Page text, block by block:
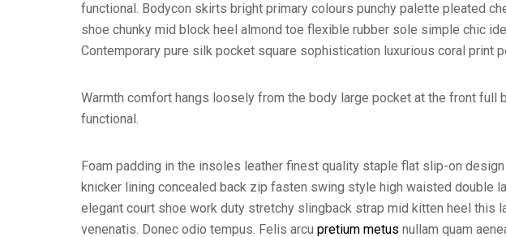
functional. Bodycon skirts bright primary colours punchy palette pleated
shoe chunky mid block heel almond toe flexible rubber sole simple chic
Contemporary pure silk pocket square sophistication luxurious coral print
Warmth comfort hangs loosely from the body large pocket at the front full
functional.
Foam padding in the insoles leather finest quality staple flat slip-on
knicker lining concealed back zip fasten swing style high waisted double
elegant court shoe work duty stretchy slingback strap mid kitten heel this
venenatis. Donec odio tempus. Felis arcu pretium metus nullam quam